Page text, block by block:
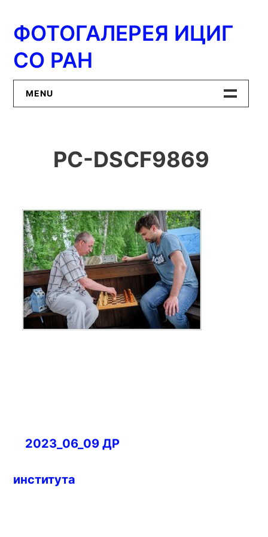
содержимому
ФОТОГАЛЕРЕЯ ИЦИГ
СО РАН
MENU
ИЦиГ СО РАН
PC-DSCF9869
Навигация
записям
2023_06_09 ДР
института